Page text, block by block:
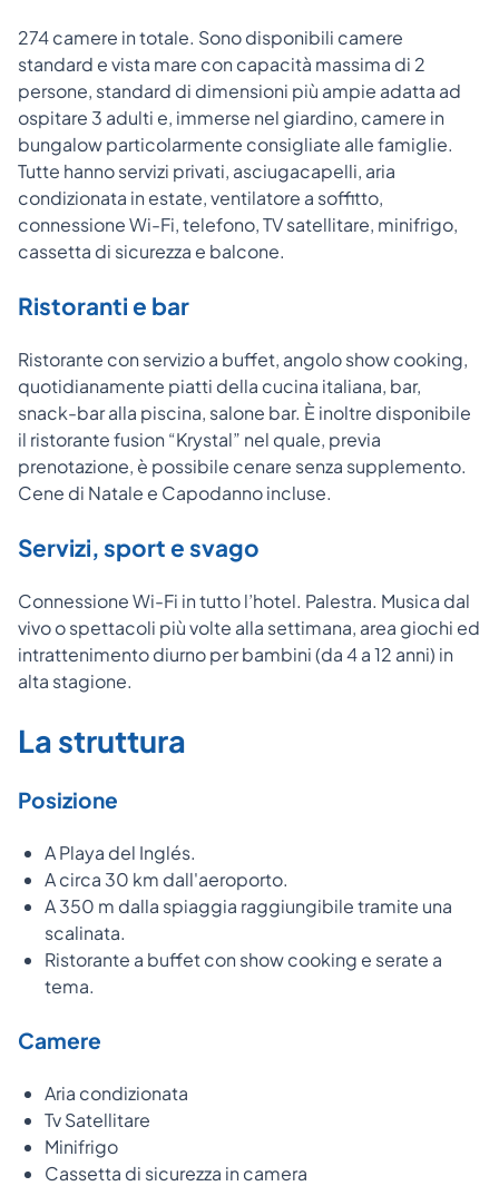
274 camere in totale. Sono disponibili camere
standard e vista mare con capacità massima di 2
persone, standard di dimensioni più ampie adatta ad
ospitare 3 adulti e, immerse nel giardino, camere in
bungalow particolarmente consigliate alle famiglie.
Tutte hanno servizi privati, asciugacapelli, aria
condizionata in estate, ventilatore a soffitto,
connessione Wi-Fi, telefono, TV satellitare, minifrigo,
cassetta di sicurezza e balcone.
Ristoranti e bar
Ristorante con servizio a buffet, angolo show cooking,
quotidianamente piatti della cucina italiana, bar,
snack-bar alla piscina, salone bar. È inoltre disponibile
il ristorante fusion “Krystal” nel quale, previa
prenotazione, è possibile cenare senza supplemento.
Cene di Natale e Capodanno incluse.
Servizi, sport e svago
Connessione Wi-Fi in tutto l’hotel. Palestra. Musica dal
vivo o spettacoli più volte alla settimana, area giochi ed
intrattenimento diurno per bambini (da 4 a 12 anni) in
alta stagione.
La struttura
Posizione
A Playa del Inglés.
A circa 30 km dall'aeroporto.
A 350 m dalla spiaggia raggiungibile tramite una
scalinata.
Ristorante a buffet con show cooking e serate a
tema.
Camere
Aria condizionata
Tv Satellitare
Minifrigo
Cassetta di sicurezza in camera